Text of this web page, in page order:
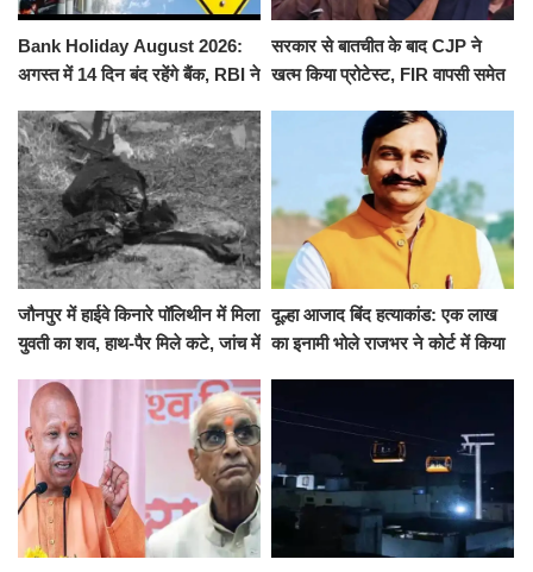
Bank Holiday August 2026:
अगस्त में 14 दिन बंद रहेंगे बैंक, RBI ने
सरकार से बातचीत के बाद CJP ने
खत्म किया प्रोटेस्ट, FIR वापसी समेत
जौनपुर में हाईवे किनारे पॉलिथीन में मिला
युवती का शव, हाथ-पैर मिले कटे, जांच में
दूल्हा आजाद बिंद हत्याकांड: एक लाख
का इनामी भोले राजभर ने कोर्ट में किया